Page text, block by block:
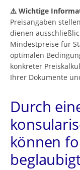
⚠️ Wichtige
Preisangaben stellen
dienen
Mindestpreise für
optimalen
konkreter
Ihrer Dokumente
Durch
können